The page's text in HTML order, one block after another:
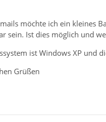
möchte ich ein kleines
sein. Ist dies möglich und
ist Windows XP und
Grüßen